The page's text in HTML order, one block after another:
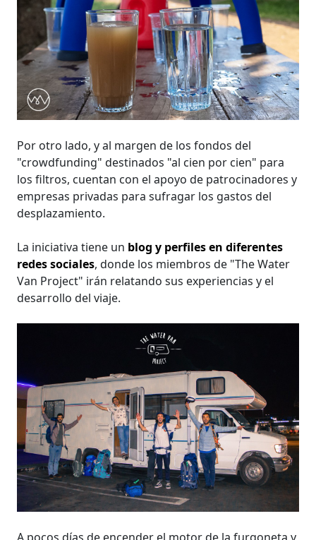
Por otro lado, y al margen de los fondos del
"crowdfunding" destinados "al cien por cien" para
los filtros, cuentan con el apoyo de patrocinadores y
empresas privadas para sufragar los gastos del
desplazamiento.
La iniciativa tiene un blog y perfiles en diferentes
redes sociales, donde los miembros de "The Water
Van Project" irán relatando sus experiencias y el
desarrollo del viaje.